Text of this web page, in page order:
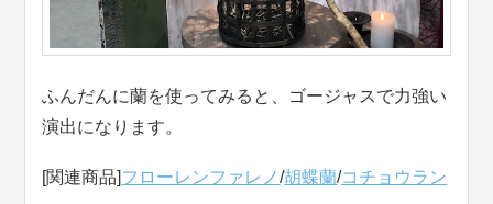
ふんだんに蘭を使ってみると、ゴージャスで力強い
演出になります。
[関連商品]フローレンファレノ/胡蝶蘭/コチョウラン